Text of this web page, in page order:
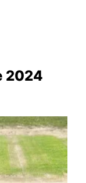
2024